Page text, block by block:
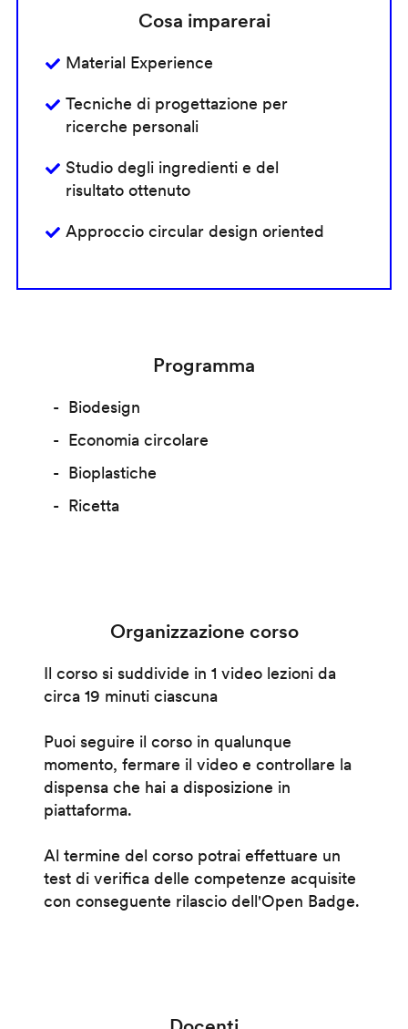
Cosa imparerai
Material Experience
Tecniche di progettazione per
ricerche personali
Studio degli ingredienti e del
risultato ottenuto
Approccio circular design oriented
Programma
Biodesign
Economia circolare
Bioplastiche
Ricetta
Organizzazione corso
Il corso si suddivide in 1 video lezioni da
circa 19 minuti ciascuna
Puoi seguire il corso in qualunque
momento, fermare il video e controllare la
dispensa che hai a disposizione in
piattaforma.
Al termine del corso potrai effettuare un
test di verifica delle competenze acquisite
con conseguente rilascio dell'Open Badge.